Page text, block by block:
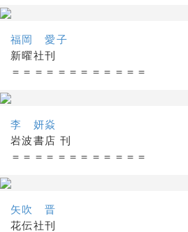
福岡 愛子
新曜社刊
＝＝＝＝＝＝＝＝＝＝＝＝
李 妍焱
岩波書店 刊
＝＝＝＝＝＝＝＝＝＝＝＝
矢吹 晋
花伝社刊